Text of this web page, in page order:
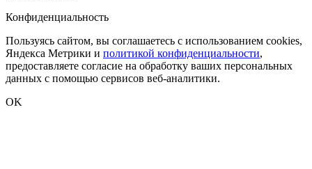
Конфиденциальность
Пользуясь сайтом, вы соглашаетесь с использованием cookies,
Яндекса Метрики и политикой конфиденциальности,
предоставляете согласие на обработку ваших персональных
данных с помощью сервисов веб-аналитики.
OK